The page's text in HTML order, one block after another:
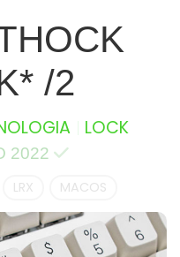
/2
LOCK
2022
LRX MACOS